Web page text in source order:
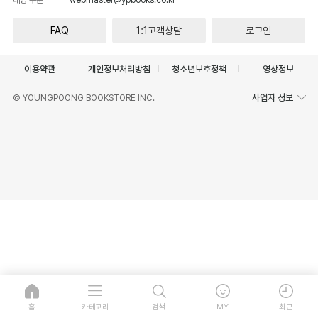
FAQ 1:1고객상담 로그인
이용약관 개인정보처리방침 청소년보호정책 영상정보
© YOUNGPOONG BOOKSTORE INC. 사업자 정보
홈 카테고리 검색 MY 최근